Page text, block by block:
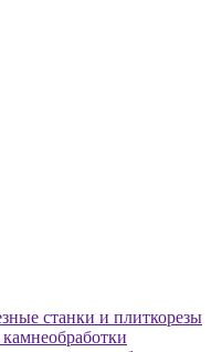
станки и плиткорезы